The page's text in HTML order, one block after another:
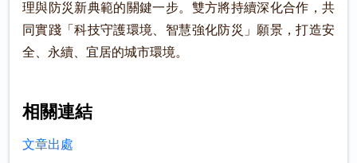
理與防災新典範的關鍵一步。雙方將持續深化合作，共
同實踐「科技守護環境、智慧強化防災」願景，打造安
全、永續、宜居的城市環境。
相關連結
文章出處